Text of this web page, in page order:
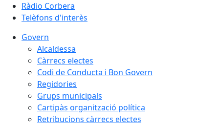
Ràdio Corbera
Telèfons d'interès
Govern
Alcaldessa
Càrrecs electes
Codi de Conducta i Bon Govern
Regidories
Grups municipals
Cartipàs organització política
Retribucions càrrecs electes